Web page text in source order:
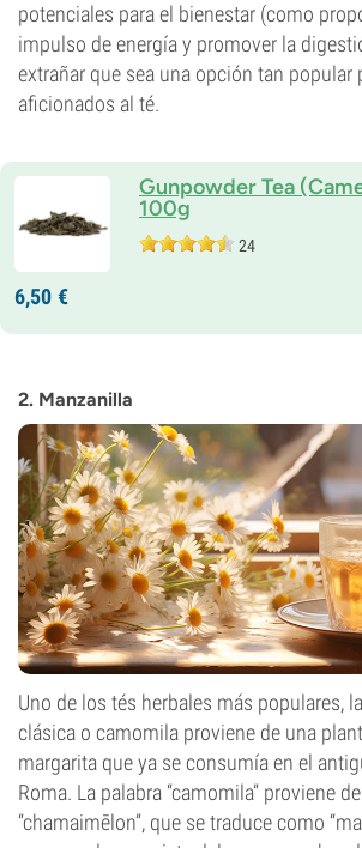
potenciales para el bienestar (como
impulso de energía y promover la
extrañar que sea una opción tan popular
aficionados al té.
Gunpowder Tea
100g
24
6,50 €
2. Manzanilla
Uno de los tés herbales más populares, la
clásica o camomila proviene de una
margarita que ya se consumía en el
Roma. La palabra “camomila” proviene
“chamaimēlon”, que se traduce como